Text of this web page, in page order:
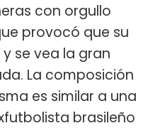
con orgullo
provocó que su
se vea la gran
La composición
es similar a una
brasileño